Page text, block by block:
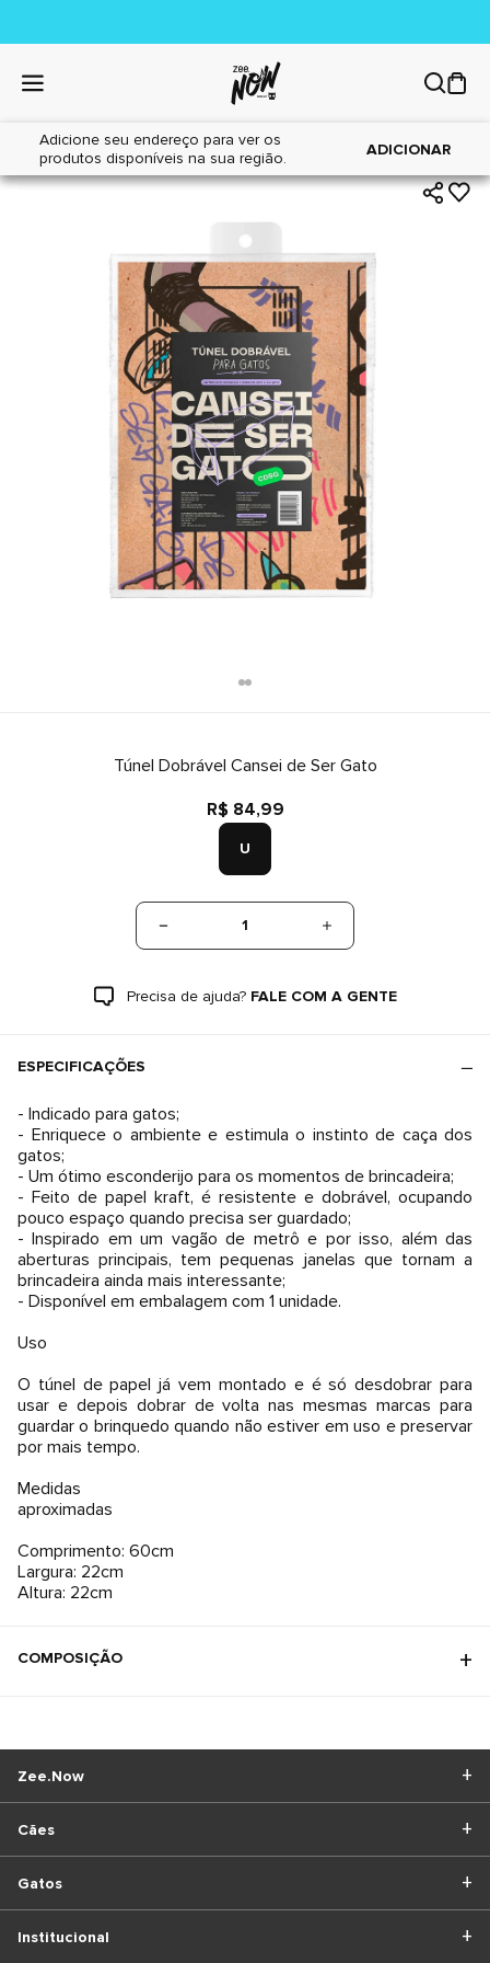
Adicione seu endereço para ver os
produtos disponíveis na sua região.
ADICIONAR
Home|Gatos|Brinquedos
Túnel Dobrável Cansei de Ser Gato
R$ 84,99
U
1
Precisa de ajuda? FALE COM A GENTE
ESPECIFICAÇÕES
- Indicado para gatos;
- Enriquece o ambiente e estimula o instinto de caça dos
gatos;
- Um ótimo esconderijo para os momentos de brincadeira;
- Feito de papel kraft, é resistente e dobrável, ocupando
pouco espaço quando precisa ser guardado;
- Inspirado em um vagão de metrô e por isso, além das
aberturas principais, tem pequenas janelas que tornam a
brincadeira ainda mais interessante;
- Disponível em embalagem com 1 unidade.
Uso
O túnel de papel já vem montado e é só desdobrar para
usar e depois dobrar de volta nas mesmas marcas para
guardar o brinquedo quando não estiver em uso e preservar
por mais tempo.
Medidas
aproximadas
Comprimento: 60cm
Largura: 22cm
Altura: 22cm
COMPOSIÇÃO
Cães
Gatos
Zee.Now
Institucional